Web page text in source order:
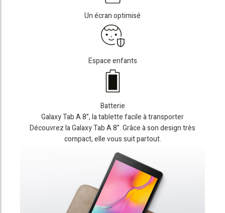
Un écran optimisé
Espace enfants
Batterie
Galaxy Tab A 8”, la tablette facile à transporter
Découvrez la Galaxy Tab A 8”. Grâce à son design très
compact, elle vous suit partout.